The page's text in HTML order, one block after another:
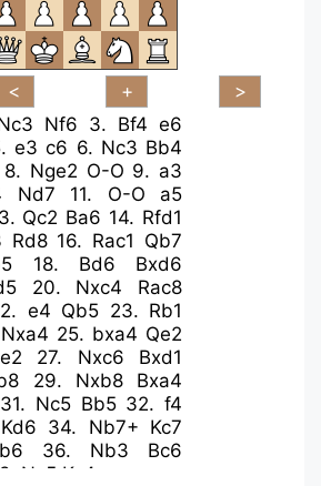
Nf6 3. Bf4 e6
e3 c6 6. Nc3 Bb4
8. Nge2 O-O 9. a3
Nd7 11. O-O
a5
Qc2 Ba6 14. Rfd1
Rd8 16. Rac1 Qb7
18. Bd6
Bxd6
20. Nxc4
Rac8
e4 Qb5 23. Rb1
Nxa4 25. bxa4 Qe2
27. Nxc6
Bxd1
29. Nxb8
Bxa4
31. Nc5 Bb5 32.f4
Kd6 34. Nb7+ Kc7
36. Nb3
Bc6
Nc5 Kc4